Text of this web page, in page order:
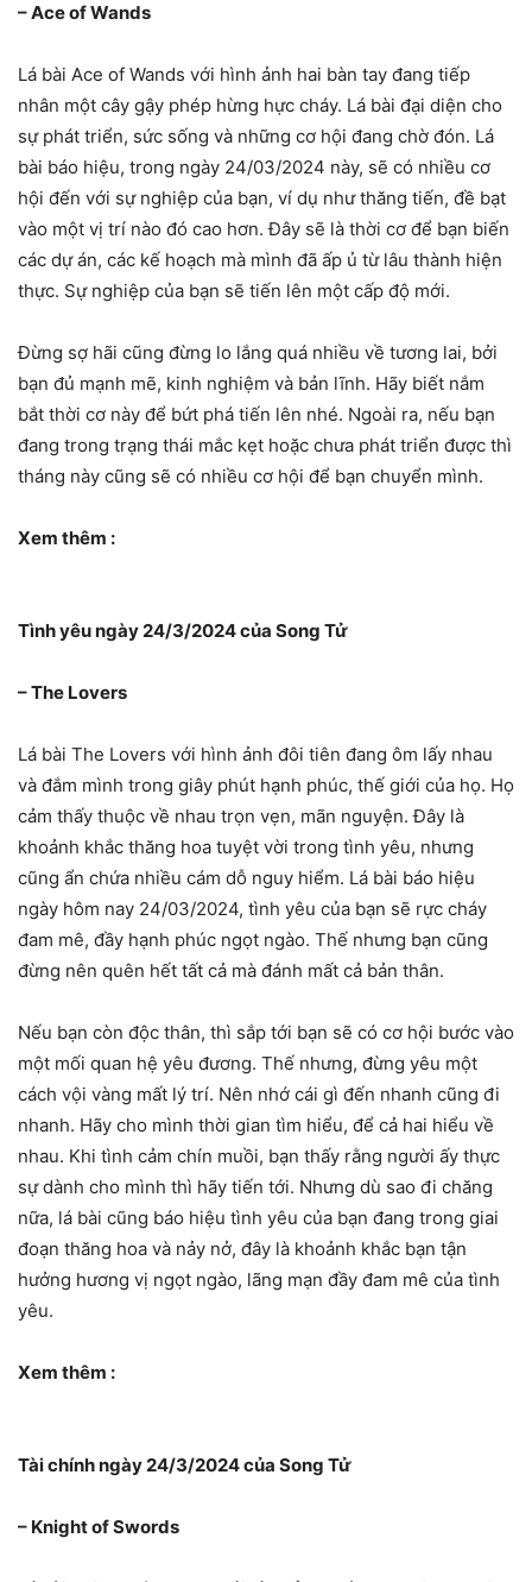
– Ace of Wands
Lá bài Ace of Wands với hình ảnh hai bàn tay đang tiếp
nhân một cây gậy phép hừng hực cháy. Lá bài đại diện cho
sự phát triển, sức sống và những cơ hội đang chờ đón. Lá
bài báo hiệu, trong ngày 24/03/2024 này, sẽ có nhiều cơ
hội đến với sự nghiệp của bạn, ví dụ như thăng tiến, đề bạt
vào một vị trí nào đó cao hơn. Đây sẽ là thời cơ để bạn biến
các dự án, các kế hoạch mà mình đã ấp ủ từ lâu thành hiện
thực. Sự nghiệp của bạn sẽ tiến lên một cấp độ mới.
Đừng sợ hãi cũng đừng lo lắng quá nhiều về tương lai, bởi
bạn đủ mạnh mẽ, kinh nghiệm và bản lĩnh. Hãy biết nắm
bắt thời cơ này để bứt phá tiến lên nhé. Ngoài ra, nếu bạn
đang trong trạng thái mắc kẹt hoặc chưa phát triển được thì
tháng này cũng sẽ có nhiều cơ hội để bạn chuyển mình.
Xem thêm :
Tình yêu ngày 24/3/2024 của Song Tử
– The Lovers
Lá bài The Lovers với hình ảnh đôi tiên đang ôm lấy nhau
và đắm mình trong giây phút hạnh phúc, thế giới của họ. Họ
cảm thấy thuộc về nhau trọn vẹn, mãn nguyện. Đây là
khoảnh khắc thăng hoa tuyệt vời trong tình yêu, nhưng
cũng ẩn chứa nhiều cám dỗ nguy hiểm. Lá bài báo hiệu
ngày hôm nay 24/03/2024, tình yêu của bạn sẽ rực cháy
đam mê, đầy hạnh phúc ngọt ngào. Thế nhưng bạn cũng
đừng nên quên hết tất cả mà đánh mất cả bản thân.
Nếu bạn còn độc thân, thì sắp tới bạn sẽ có cơ hội bước vào
một mối quan hệ yêu đương. Thế nhưng, đừng yêu một
cách vội vàng mất lý trí. Nên nhớ cái gì đến nhanh cũng đi
nhanh. Hãy cho mình thời gian tìm hiểu, để cả hai hiểu về
nhau. Khi tình cảm chín muồi, bạn thấy rằng người ấy thực
sự dành cho mình thì hãy tiến tới. Nhưng dù sao đi chăng
nữa, lá bài cũng báo hiệu tình yêu của bạn đang trong giai
đoạn thăng hoa và nảy nở, đây là khoảnh khắc bạn tận
hưởng hương vị ngọt ngào, lãng mạn đầy đam mê của tình
yêu.
Xem thêm :
Tài chính ngày 24/3/2024 của Song Tử
– Knight of Swords